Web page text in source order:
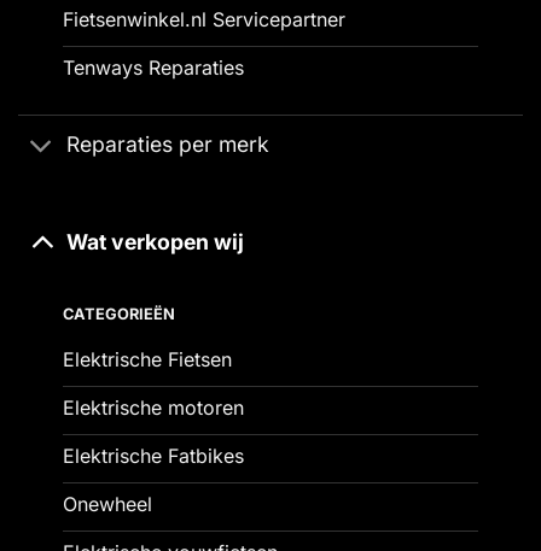
Fietsenwinkel.nl Servicepartner
Tenways Reparaties
Reparaties per merk
Wat verkopen wij
CATEGORIEËN
Elektrische Fietsen
Elektrische motoren
Elektrische Fatbikes
Onewheel